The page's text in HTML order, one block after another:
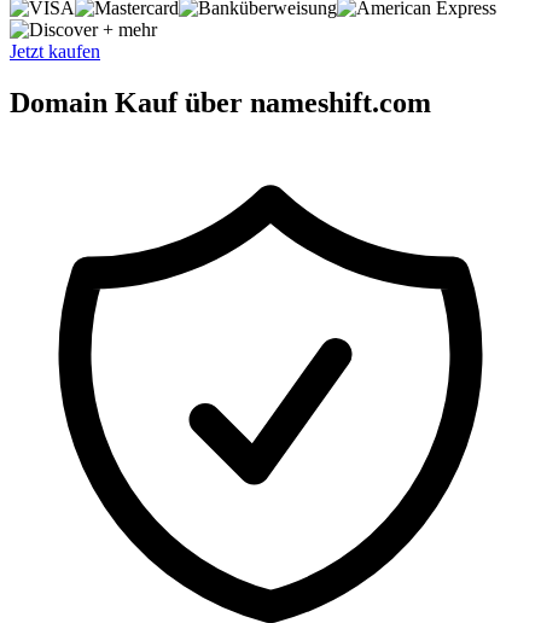
+ mehr
Jetzt kaufen
Domain Kauf über nameshift.com